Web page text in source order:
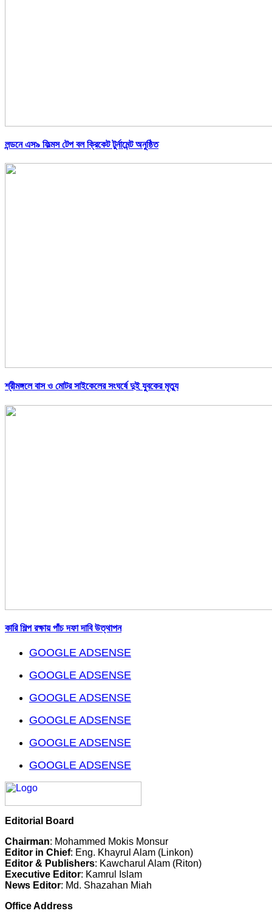
লন্ডনে এস৯ ফিল্মস টেপ বল ক্রিকেট টুর্নামেন্ট অনুষ্ঠিত
শ্রীমঙ্গলে বাস ও মোটর সাইকেলের সংঘর্ষে দুই যুবকের মৃত্যু
কারি শিল্প রক্ষায় পাঁচ দফা দাবি উত্থাপন
GOOGLE ADSENSE
GOOGLE ADSENSE
GOOGLE ADSENSE
GOOGLE ADSENSE
GOOGLE ADSENSE
GOOGLE ADSENSE
Editorial Board
Chairman: Mohammed Mokis Monsur
Editor in Chief: Eng. Khayrul Alam (Linkon)
Editor & Publishers: Kawcharul Alam (Riton)
Executive Editor: Kamrul Islam
News Editor: Md. Shazahan Miah
Office Address